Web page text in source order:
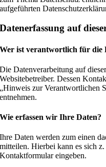
aufgeführten
Datenerfassung auf
Wer ist verantwortlich für die
Die Datenverarbeitung auf
Websitebetreiber. Dessen
„Hinweis zur Verantwortlichen
entnehmen.
Wie erfassen wir Ihre Daten?
Ihre Daten werden zum einen
mitteilen. Hierbei kann es sich
Kontaktformular eingeben.